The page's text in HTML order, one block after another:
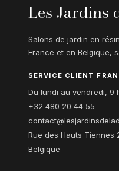
Les Jardins
Salons de jardin en
France et en Belgique,
SERVICE CLIENT
Du lundi au vendredi, 9
+32 480 20 44 55
Rue des Hauts Tiennes
Belgique